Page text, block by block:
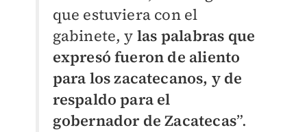
que estuviera con el
gabinete, y las palabras que
expresó fueron de aliento
para los zacatecanos, y de
respaldo para el
gobernador de Zacatecas”.